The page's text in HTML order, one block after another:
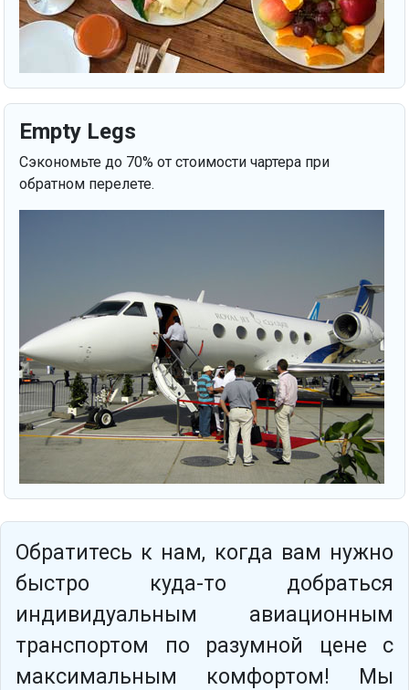
Empty Legs
Сэкономьте до 70% от стоимости чартера при
обратном перелете.
Обратитесь к нам, когда вам нужно
быстро куда-то добраться
индивидуальным авиационным
транспортом по разумной цене с
максимальным комфортом! Мы